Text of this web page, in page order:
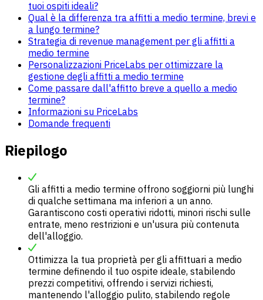
tuoi ospiti ideali?
Qual è la differenza tra affitti a medio termine, brevi e
a lungo termine?
Strategia di revenue management per gli affitti a
medio termine
Personalizzazioni PriceLabs per ottimizzare la
gestione degli affitti a medio termine
Come passare dall'affitto breve a quello a medio
termine?
Informazioni su PriceLabs
Domande frequenti
Riepilogo
Gli affitti a medio termine offrono soggiorni più lunghi
di qualche settimana ma inferiori a un anno.
Garantiscono costi operativi ridotti, minori rischi sulle
entrate, meno restrizioni e un'usura più contenuta
dell'alloggio.
Ottimizza la tua proprietà per gli affittuari a medio
termine definendo il tuo ospite ideale, stabilendo
prezzi competitivi, offrendo i servizi richiesti,
mantenendo l'alloggio pulito, stabilendo regole